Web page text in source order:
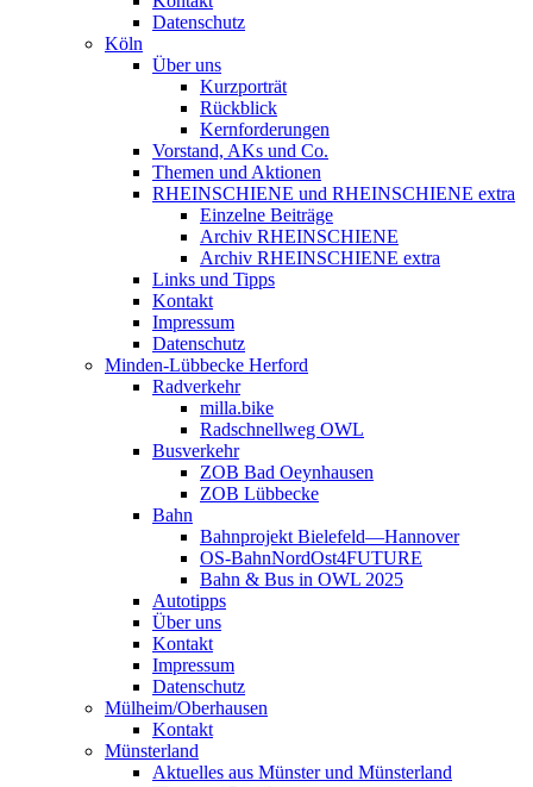
Datenschutz
Köln
Über uns
Kurzporträt
Rückblick
Kernforderungen
Vorstand, AKs und Co.
Themen und Aktionen
RHEINSCHIENE und RHEINSCHIENE extra
Einzelne Beiträge
Archiv RHEINSCHIENE
Archiv RHEINSCHIENE extra
Links und Tipps
Kontakt
Impressum
Datenschutz
Minden-Lübbecke Herford
Radverkehr
milla.bike
Radschnellweg OWL
Busverkehr
ZOB Bad Oeynhausen
ZOB Lübbecke
Bahn
Bahnprojekt Bielefeld—Hannover
OS-BahnNordOst4FUTURE
Bahn & Bus in OWL 2025
Autotipps
Über uns
Kontakt
Impressum
Datenschutz
Mülheim/Oberhausen
Kontakt
Münsterland
Aktuelles aus Münster und Münsterland